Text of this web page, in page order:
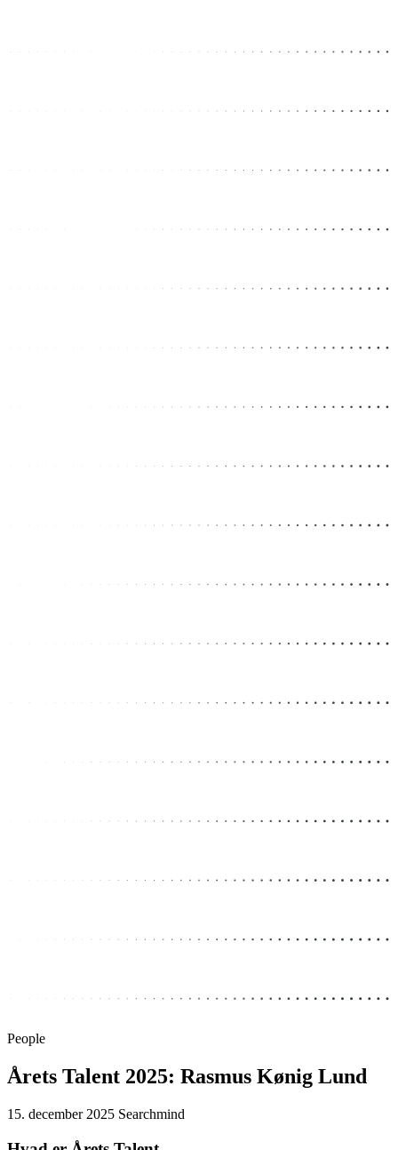
People
Årets Talent 2025: Rasmus Kønig Lund